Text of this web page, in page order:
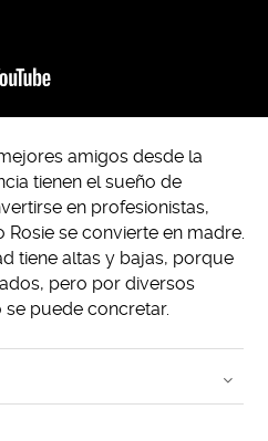
amigos desde la
tienen el sueño de
en profesionistas,
se convierte en madre.
tiene altas y bajas, porque
pero por diversos
puede concretar.